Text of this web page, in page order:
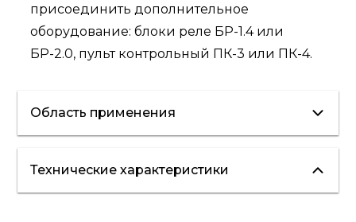
присоединить дополнительное
оборудование: блоки реле БР-1.4 или
БР-2.0, пульт контрольный ПК-3 или ПК-4.
Область применения
контроль загазованности
Технические характеристики